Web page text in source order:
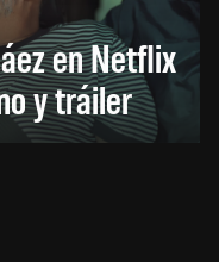
en Netflix
y tráiler